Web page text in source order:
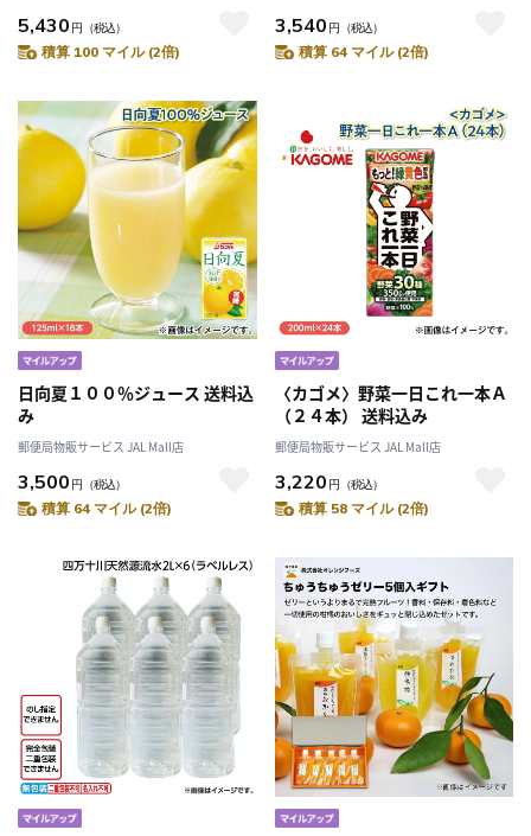
5,430 円 （税込）
積算 100 マイル (2倍)
3,540 円 （税込）
積算 64 マイル (2倍)
日向夏１００％ジュース 送料込
み
郵便局物販サービス JAL Mall店
3,500 円 （税込）
積算 64 マイル (2倍)
〈カゴメ〉野菜一日これ一本Ａ
（２４本） 送料込み
郵便局物販サービス JAL Mall店
3,220 円 （税込）
積算 58 マイル (2倍)